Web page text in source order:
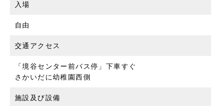
入場
自由
交通アクセス
「境谷センター前バス停」下車すぐ
さかいだに幼稚園西側
施設及び設備